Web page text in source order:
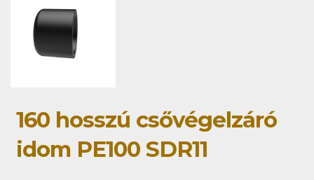
160 hosszú csővégelzáró
idom PE100 SDR11